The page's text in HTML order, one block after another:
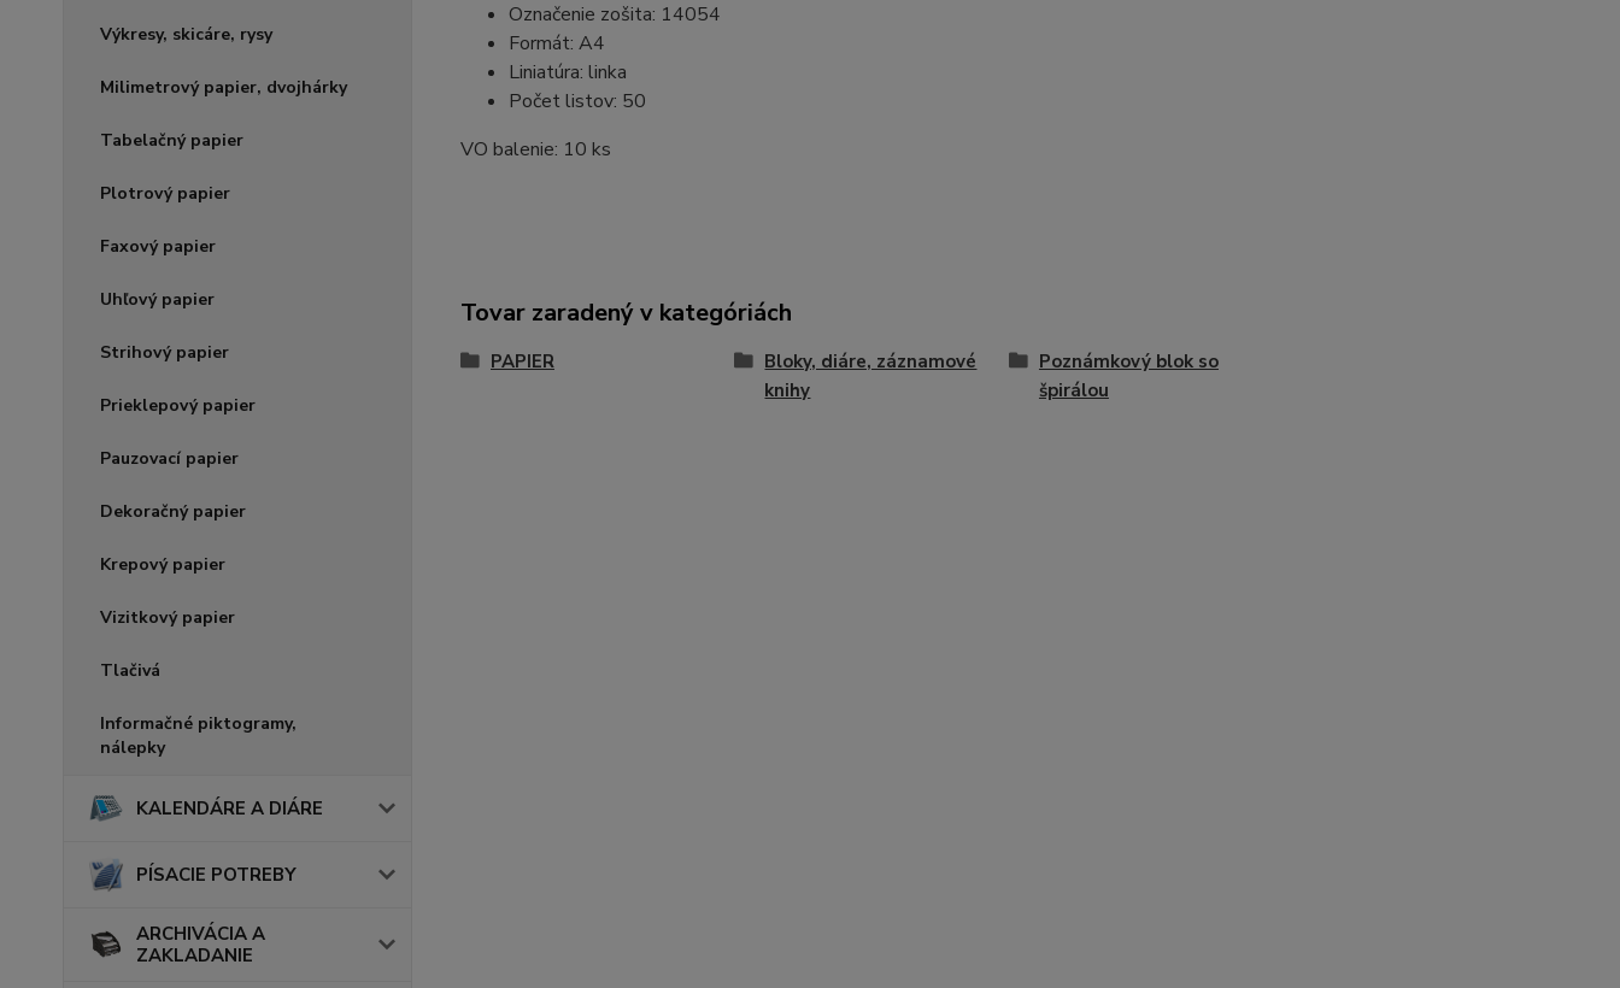
Výkresy, skicáre, rysy
Milimetrový papier, dvojhárky
Tabelačný papier
Plotrový papier
Faxový papier
Uhľový papier
Strihový papier
Prieklepový papier
Pauzovací papier
Dekoračný papier
Krepový papier
Vizitkový papier
Tlačivá
Informačné piktogramy,
nálepky
KALENDÁRE A DIÁRE
PÍSACIE POTREBY
ARCHIVÁCIA A
ZAKLADANIE
Označenie zošita: 14054
Formát: A4
Liniatúra: linka
Počet listov: 50
VO balenie: 10 ks
Tovar zaradený v kategóriách
PAPIER
Bloky, diáre, záznamové
knihy
Poznámkový blok so
špirálou